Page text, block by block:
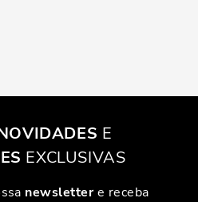
E
EXCLUSIVAS
newslettere receba